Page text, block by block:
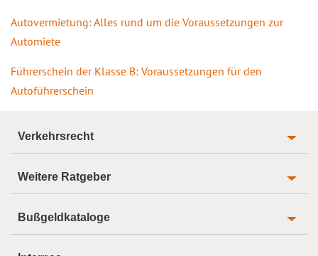
Autovermietung: Alles rund um die Voraussetzungen zur
Automiete
Führerschein der Klasse B: Voraussetzungen für den
Autoführerschein
Verkehrsrecht
Weitere Ratgeber
Bußgeldkataloge